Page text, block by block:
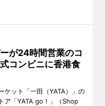
が24時間営業のコ
コンビニに香港食
ケット「一田（YATA）」の
ア「YATA go！」（Shop